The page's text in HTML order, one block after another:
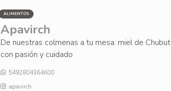
ALIMENTOS
Apavirch
De nuestras colmenas a tu mesa: miel de Chubut
con pasión y cuidado
5492804364600
apavirch